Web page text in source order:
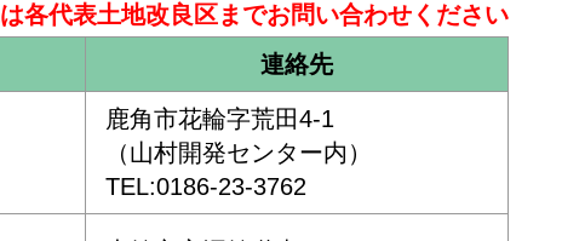
各代表土地改良区までお問い合わせください
連絡先
鹿角市花輪字荒田4-1
（山村開発センター内）
TEL:0186-23-3762